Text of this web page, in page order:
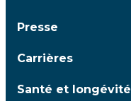
Presse
Carrières
Santé et longévité